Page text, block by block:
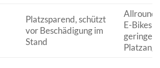
Platzsparend, schützt
vor Beschädigung im
Stand
E-Bikes
geringem